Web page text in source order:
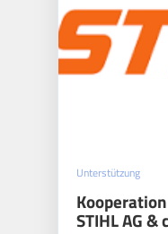
Unterstützung
STIHL AG &